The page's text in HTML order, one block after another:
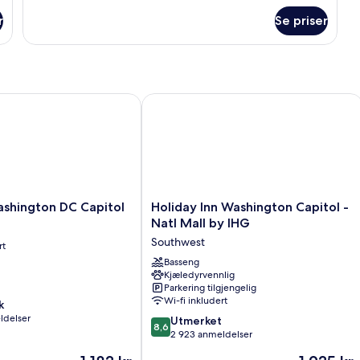
Class
Se priser
DC Capitol
DC Capitol
Holiday
Inn
Capitol
-
Natl
Mall
by
IHG
Southwest
Holiday Inn Washington Capitol -
Natl Mall by IHG
Southwest
Basseng
Kjæledyrvennlig
Parkering tilgjengelig
Wi-fi inkludert
8.6
av
8,6 Utmerket
2 923 anmeldelser
Holiday Inn Washington Capitol - Natl